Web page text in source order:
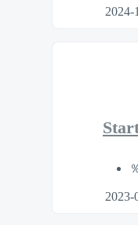
2024-
2023-